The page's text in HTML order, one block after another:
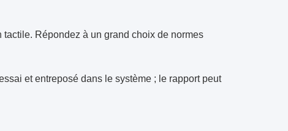
Répondez à un grand choix de normes
et entreposé dans le système ; le rapport peut